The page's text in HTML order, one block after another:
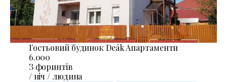
Гостьовий будинок Deák Апартаменти
6.000
З форинтів
/ ніч / людина